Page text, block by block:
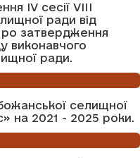
IV сесії VIII
ради від
затвердження
виконавчого
ради.
селищної
на 2021 - 2025 роки.